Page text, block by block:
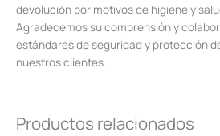
devolución por motivos de higiene y
Agradecemos su comprensión y
estándares de seguridad y protección
nuestros clientes.
Productos relacionados